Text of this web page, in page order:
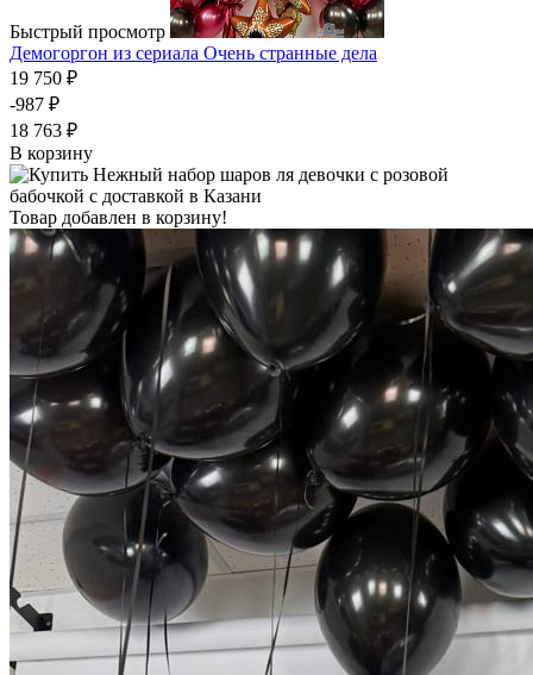
Быстрый просмотр
Демогоргон из сериала Очень странные дела
19 750 ₽
-987 ₽
18 763 ₽
В корзину
Товар добавлен в корзину!